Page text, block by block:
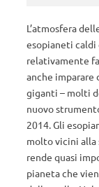
L’atmosfera
esopianeti caldi
relativamente
anche imparare
giganti – molti
nuovo
2014. Gli
molto vicini alla
rende quasi
pianeta che